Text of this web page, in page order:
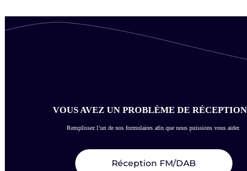
VOUS AVEZ UN PROBLÈME DE
Remplissez l’un de nos formulaires afin que nous puissions vous aider.
Réception FM/DAB